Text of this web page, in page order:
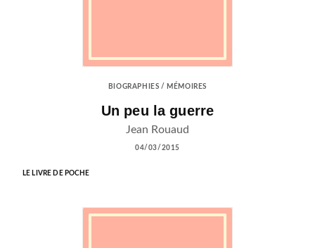
BIOGRAPHIES / MÉMOIRES
Un peu la guerre
Jean Rouaud
04/03/2015
LE LIVRE DE POCHE